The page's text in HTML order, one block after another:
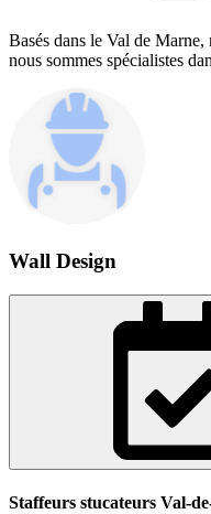
Basés dans le Val de
nous sommes spécialistes
Wall Design
Staffeurs stucateurs Val-